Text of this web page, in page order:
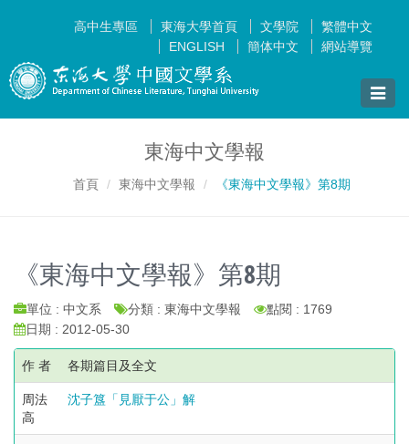
高中生專區 東海大學首頁 文學院
繁體中文
ENGLISH
簡体中文 網站導覽
Toggle
東海中文學報
首頁 東海中文學報 《東海中文學報》第8期
《東海中文學報》第8期
單位 : 中文系 分類 : 東海中文學報
點閱 : 1769
日期 : 2012-05-30
作 者 各期篇目及全文
周法
高
沈子簋「見厭于公」解